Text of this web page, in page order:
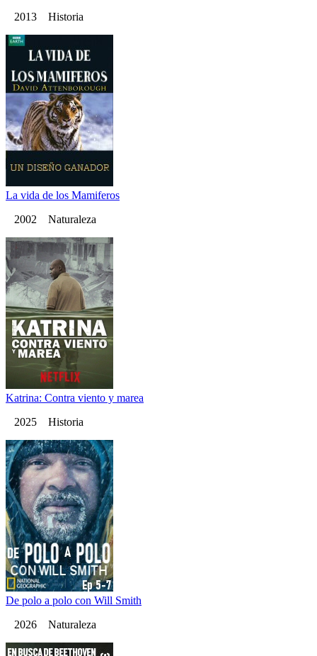
2013 Historia
La vida de los Mamiferos
2002 Naturaleza
Katrina: Contra viento y marea
2025 Historia
De polo a polo con Will Smith
2026 Naturaleza